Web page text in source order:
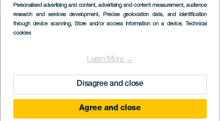
Personalised advertising and content, advertising and content measurement, audience
research and services development, Precise geolocation data, and identification
through device scanning, Store and/or access information on a device, Technical
cookies
Learn More →
Disagree and close
Agree and close
Imagen
Listado